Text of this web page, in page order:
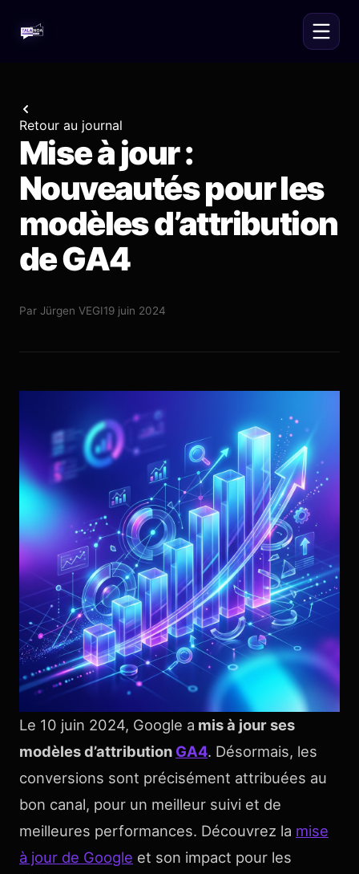
Retour au journal
Mise à jour :
Nouveautés pour les
modèles d’attribution
de GA4
Par Jürgen VEGI19 juin 2024
Le 10 juin 2024, Google a mis à jour ses
modèles d’attribution GA4. Désormais, les
conversions sont précisément attribuées au
bon canal, pour un meilleur suivi et de
meilleures performances. Découvrez la mise
à jour de Google et son impact pour les